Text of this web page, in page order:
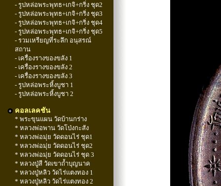
- รูปหล่อพระพุทธ+เกจิ+กริ่ง ชุด2
- รูปหล่อพระพุทธ+เกจิ+กริ่ง ชุด3
- รูปหล่อพระพุทธ+เกจิ+กริ่ง ชุด4
- รูปหล่อพระพุทธ+เกจิ+กริ่ง ชุด5
- รวมเหรียญที่ระลึก อนุสรณ์
สถาน
- เครื่องรางของขลัง 1
- เครื่องรางของขลัง 2
- เครื่องรางของขลัง 3
- รูปหล่อพระหิ้งบูชา 1
- รูปหล่อพระหิ้งบูชา 2
คอลเลคชัน
* พระขุนแผน วัดบ้านกร่าง
* หลวงพ่อพาน วัดโป่งกะสัง
* หลวงพ่อมุ่ย วัดดอนไร่ ชุด1
* หลวงพ่อมุ่ย วัดดอนไร่ ชุด2
* หลวงพ่อมุ่ย วัดดอนไร่ ชุด 3
* หลวงปู่สี วัดเขาถ้ำบุญนาค
* หลวงปู่หลิว วัดไร่แตงทอง 1
* หลวงปู่หลิว วัดไร่แตงทอง 2